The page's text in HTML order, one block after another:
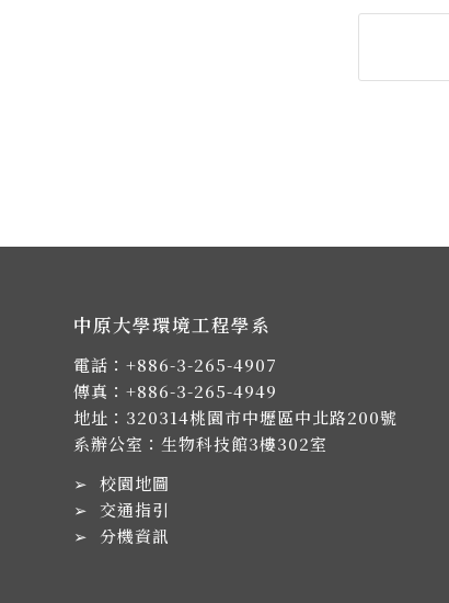
中原大學環境工程學系
電話： +886-3-265-4907
傳真：+886-3-265-4949
地址： 320314桃園市中壢區中北路200號
系辦公室：生物科技館3樓302室
➢ 校園地圖
➢ 交通指引
➢ 分機資訊